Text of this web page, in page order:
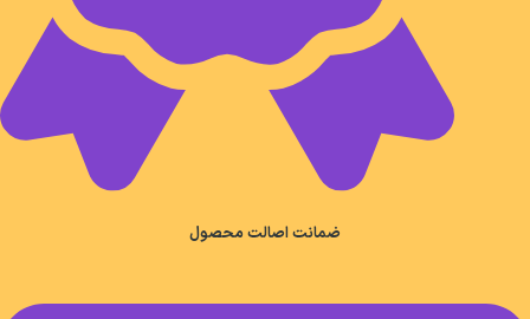
ضمانت اصالت محصول